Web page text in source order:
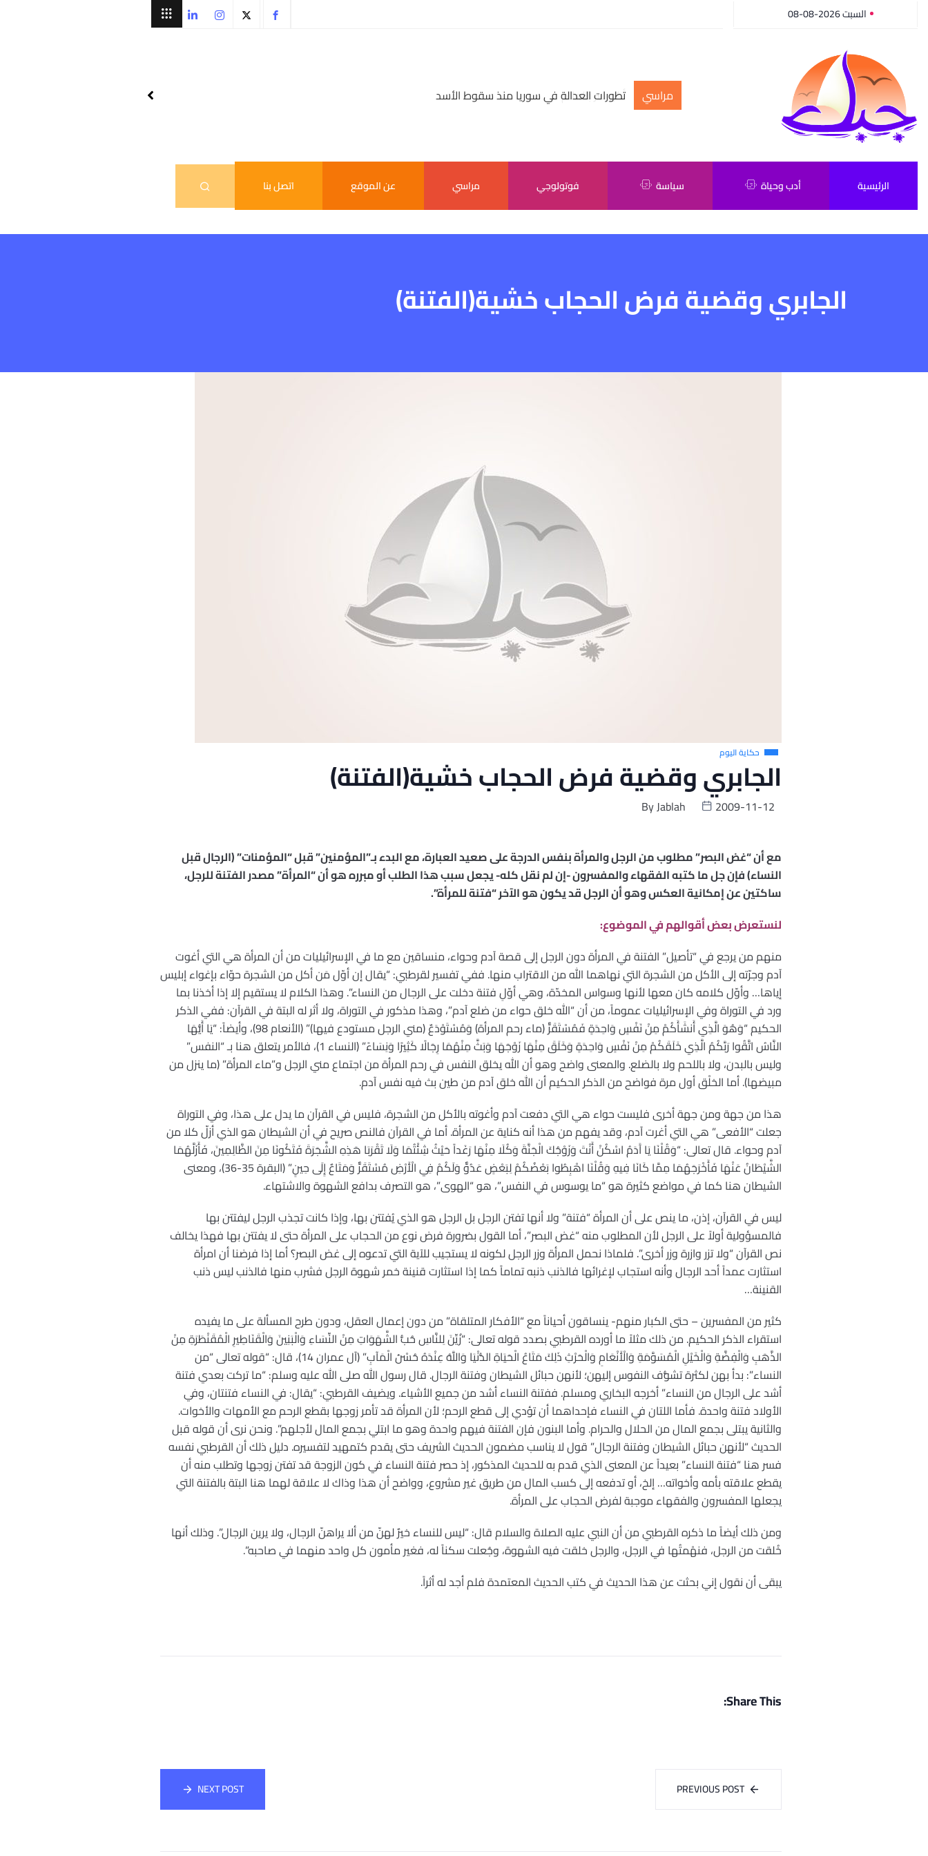
السبت 2026-08-08
مراسي أكبر سر بالعالم
الرئيسية أدب وحياة سياسة فوتولوجي مراسي عن الموقع اتصل بنا
الجابري وقضية فرض الحجاب خشية(الفتنة)
حكاية اليوم
الجابري وقضية فرض الحجاب خشية(الفتنة)
ByJablah 2009-11-12
مع أن “غض البصر” مطلوب من الرجل والمرأة بنفس الدرجة على صعيد العبارة، مع البدء بـ”المؤمنين” قبل “المؤمنات” (الرجال قبل
النساء) فإن جل ما كتبه الفقهاء والمفسرون -إن لم نقل كله- يجعل سبب هذا الطلب أو مبرره هو أن “المرأة” مصدر الفتنة للرجل،
ساكتين عن إمكانية العكس وهو أن الرجل قد يكون هو الآخر “فتنة للمرأة”.
لنستعرض بعض أقوالهم في الموضوع:
منهم من يرجع في “تأصيل” الفتنة في المرأة دون الرجل إلى قصة آدم وحواء، منساقين مع ما في الإسرائيليات من أن المرأة هي التي أغوت
آدم وجرّته إلى الأكل من الشجرة التي نهاهما الله من الاقتراب منها. ففي تفسير لقرطبي: “يقال إن أوّل مَن أكل من الشجرة حوّاء بإغواء إبليس
إياها… وأوّل كلامه كان معها لأنها وسواس المخدّة، وهي أوّلِ فتنة دخلت على الرجال من النساء”. وهذا الكلام لا يستقيم إلا إذا أخذنا بما
ورد في التوراة وفي الإسرائيليات عموماً، من أن “الله خلق حواء من ضلع آدم”، وهذا مذكور في التوراة، ولا أثر له البتة في القرآن: ففي الذكر
الحكيم “وَهُوَ الَّذِي أَنشَأَكُمْ مِنْ نَفْسٍ وَاحِدَةٍ فَمُسْتَقَرٌّ (ماء رحم المرأة) وَمُسْتَوْدَعٌ (مني الرجل مستودع فيها)” (الأنعام 98)، وأيضاً: “يَا أَيُّهَا
النَّاسُ اتَّقُوا رَبَّكُمُ الَّذِي خَلَقَكُمْ مِنْ نَفْسٍ وَاحِدَةٍ وَخَلَقَ مِنْهَا زَوْجَهَا وَبَثَّ مِنْهُمَا رِجَالًا كَثِيرًا وَنِسَاءً” (النساء 1)، فالأمر يتعلق هنا بـ “النفس”
وليس بالبدن، ولا باللحم ولا بالضلع. والمعنى واضح وهو أن الله يخلق النفس في رحم المرأة من اجتماع مني الرجل و”ماء المرأة” (ما ينزل من
مبيضها). أما الخلْق أول مرة فواضح من الذكر الحكيم أن الله خلق آدم من طين بث فيه نفس آدم.
هذا من جهة ومن جهة أخرى فليست حواء هي التي دفعت آدم وأغوته بالأكل من الشجرة، فليس في القرآن ما يدل على هذا، وفي التوراة
جعلت “الأفعى” هي التي أغرت آدم، وقد يفهم من هذا أنه كناية عن المرأة. أما في القرآن فالنص صريح في أن الشيطان هو الذي أزلّ كلا من
آدم وحواء. قال تعالى: “وَقُلْنَا يَا آَدَمُ اسْكُنْ أَنْتَ وَزَوْجُكَ الْجَنَّةَ وَكُلَا مِنْهَا رَغَداً حَيْثُ شِئْتُمَا وَلَا تَقْرَبَا هَذِهِ الشَّجَرَةَ فَتَكُونَا مِنَ الظَّالِمِينَ، فَأَزَلَّهُمَا
الشَّيْطَانُ عَنْهَا فَأَخْرَجَهُمَا مِمَّا كَانَا فِيهِ وَقُلْنَا اهْبِطُوا بَعْضُكُمْ لِبَعْضٍ عَدُوٌّ وَلَكُمْ فِي الْأَرْضِ مُسْتَقَرٌّ وَمَتَاعٌ إِلَى حِينٍ” (البقرة 35-36)، ومعنى
الشيطان هنا كما في مواضع كثيرة هو “ما يوسوس في النفس”، هو “الهوى”، هو التصرف بدافع الشهوة والاشتهاء.
ليس في القرآن، إذن، ما ينص على أن المرأة “فتنة” ولا أنها تفتن الرجل بل الرجل هو الذي يُفتتن بها، وإذا كانت تجذب الرجل ليفتتن بها
فالمسؤولية أولاً على الرجل لأن المطلوب منه “غض البصر”، أما القول بضرورة فرض نوع من الحجاب على المرأة حتى لا يفتتن بها فهذا يخالف
نص القرآن “ولا تزر وازرة وزر أخرى”. فلماذا نحمل المرأة وزر الرجل لكونه لا يستجيب للآية التي تدعوه إلى غض البصر؟ أما إذا فرضنا أن امرأة
استثارت عمداً أحد الرجال وأنه استجاب لإغرائها فالذنب ذنبه تماماً كما إذا استثارت قنينة خمر شهوة الرجل فشرب منها فالذنب ليس ذنب
القنينة…
كثير من المفسرين – حتى الكبار منهم- ينساقون أحياناً مع “الأفكار المتلقاة” من دون إعمال العقل، ودون طرح المسألة على ما يفيده
استقراء الذكر الحكيم. من ذلك مثلاً ما أورده القرطبي بصدد قوله تعالى: “زُيِّنَ لِلنَّاسِ حُبُّ الشَّهَوَاتِ مِنْ النِّسَاءِ وَالْبَنِينَ وَالْقَنَاطِيرِ الْمُقَنْطَرَةِ مِنْ
الذَّهَبِ وَالْفِضَّةِ وَالْخَيْلِ الْمُسَوَّمَةِ وَالْأَنْعَامِ وَالْحَرْثِ ذَلِكَ مَتَاعُ الْحَيَاةِ الدُّنْيَا وَاللَّهُ عِنْدَهُ حُسْنُ الْمَآبِ” (آل عمران 14)، قال: “قوله تعالى “من
النساء”: بدأ بهن لكثرة تشوُّف النفوس إليهن؛ لأنهن حبائل الشيطان وفتنة الرجال. قال رسول الله صلى الله عليه وسلم: “ما تركت بعدي فتنة
أشد على الرجال من النساء” أخرجه البخاري ومسلم. ففتنة النساء أشد من جميع الأشياء. ويضيف القرطبي: “يقال: في النساء فتنتان، وفي
الأولاد فتنة واحدة. فأما اللتان في النساء فإحداهما أن تؤدي إلى قطع الرحم؛ لأن المرأة قد تأمر زوجها بقطع الرحم مع الأمهات والأخوات.
والثانية يبتلى بجمع المال من الحلال والحرام. وأما البنون فإن الفتنة فيهم واحدة وهو ما ابتلي بجمع المال لأجلهم”. ونحن نرى أن قوله قبل
الحديث “لأنهن حبائل الشيطان وفتنة الرجال” قول لا يناسب مضمون الحديث الشريف حتى يقدم كتمهيد لتفسيره. دليل ذلك أن القرطبي نفسه
فسر هنا “فتنة النساء” بعيداً عن المعنى الذي قدم به للحديث المذكور، إذ حصر فتنة النساء في كون الزوجة قد تفتن زوجها وتطلب منه أن
يقطع علاقته بأمه وأخواته… إلخ، أو تدفعه إلى كسب المال من طريق غير مشروع، وواضح أن هذا وذاك لا علاقة لهما هنا البتة بالفتنة التي
يجعلها المفسرون والفقهاء موجبة لفرض الحجاب على المرأة.
ومن ذلك أيضاً ما ذكره القرطبي من أن النبي عليه الصلاة والسلام قال: “ليس للنساء خيرٌ لهنّ من ألا يراهنّ الرجال، ولا يرين الرجال”. وذلك أنها
خُلقت من الرجل، فنهْمتُها في الرجل، والرجل خلقت فيه الشهوة، وجُعلت سكناً له، فغير مأمون كل واحد منهما في صاحبه”.
يبقى أن نقول إني بحثت عن هذا الحديث في كتب الحديث المعتمدة فلم أجد له أثراً.
Share This:
PREVIOUS POST
NEXT POST